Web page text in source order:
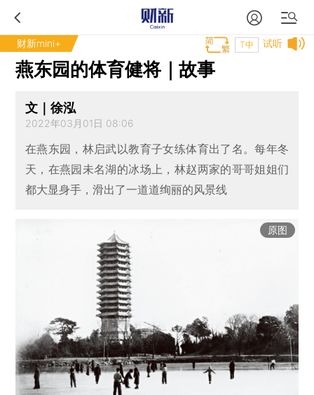
财新mini+ 试听
T中
燕东园的体育健将｜故事
文｜徐泓
2022年03月01日 08:06
在燕东园，林启武以教育子女练体育出了名。每年冬
天，在燕园未名湖的冰场上，林赵两家的哥哥姐姐们
都大显身手，滑出了一道道绚丽的风景线
原图